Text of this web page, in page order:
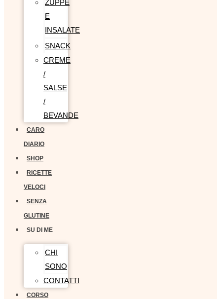
ZUPPE
E
INSALATE
SNACK
CREME
/
SALSE
/
BEVANDE
CARO
DIARIO
SHOP
RICETTE
VELOCI
SENZA
GLUTINE
SU DI ME
CHI
SONO
CONTATTI
CORSO